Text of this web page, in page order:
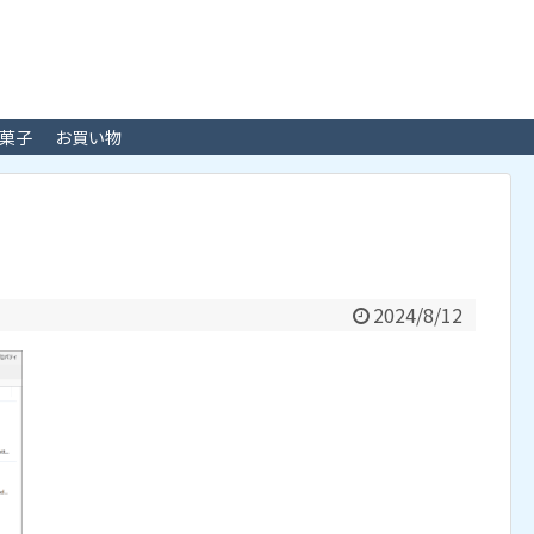
子 お買い物
2024/8/12